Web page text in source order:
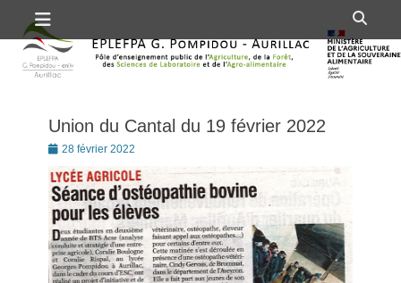
au
contenu
Premier menu
Union du Cantal du 19 février 2022
Posté28 février 2022